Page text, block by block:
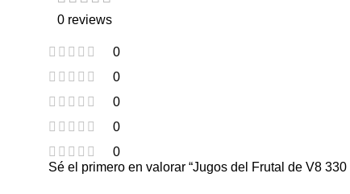
0 reviews
0
0
0
0
0
Sé el primero en valorar “Jugos del Frutal de V8 330